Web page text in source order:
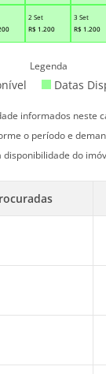
2 Set
R$ 1.200
3 Set
R$ 1.200
Legenda
Datas
informados neste
o período e
disponibilidade do